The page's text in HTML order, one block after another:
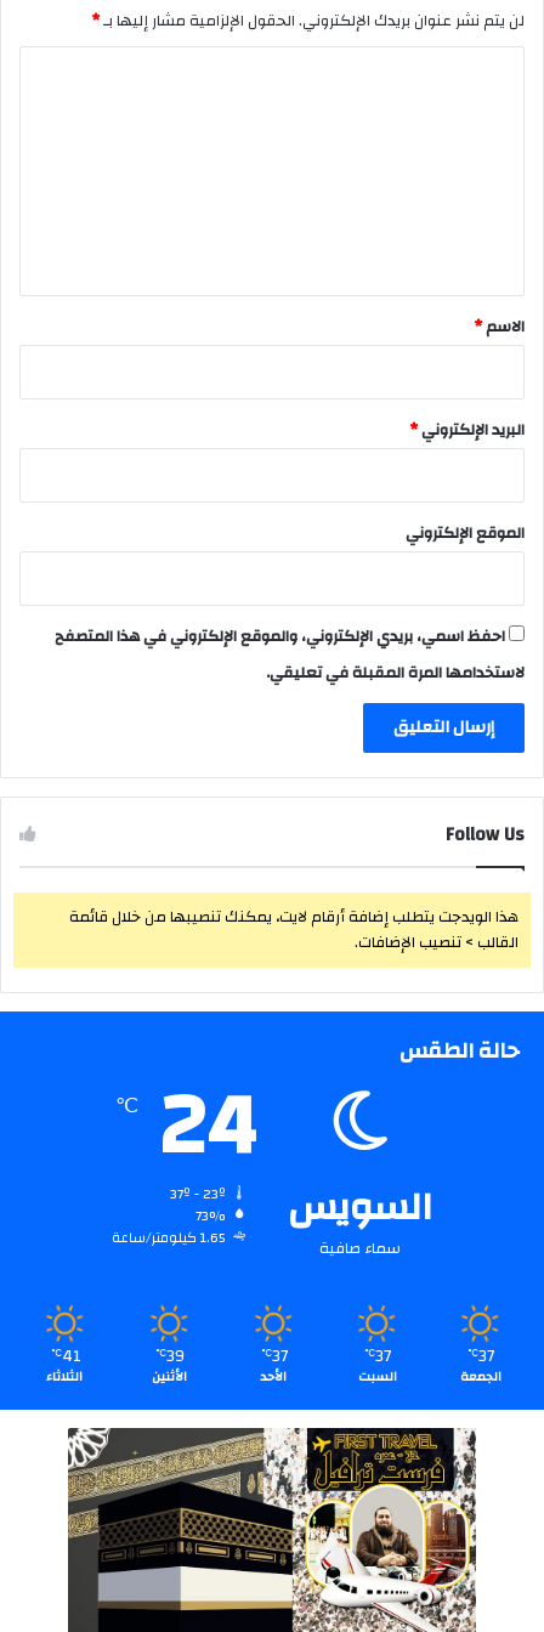
لن يتم نشر عنوان بريدك الإلكتروني.الحقول الإلزامية مشار إليها بـ*
*
الاسم*
البريد الإلكتروني*
الموقع الإلكتروني
احفظ اسمي، بريدي الإلكتروني، والموقع الإلكتروني في هذا المتصفح
لاستخدامها المرة المقبلة في تعليقي.
Follow Us
هذا الويدجت يتطلب إضافة أرقام لايت، يمكنك تنصيبها من خلال قائمة
القالب > تنصيب الإضافات.
حالة الطقس
السويس
سماء صافية
24
℃
73%
1.65 كيلومتر/ساعة
37
℃
الجمعة
37
℃
السبت
37
℃
الأحد
39
℃
الأثنين
41
℃
الثلاثاء